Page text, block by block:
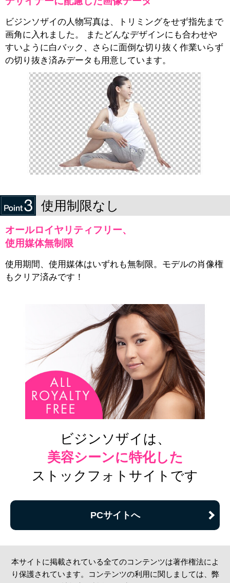
ビジンソザイの人物写真は、トリミングをせず指先まで
画角に入れました。 またどんなデザインにも合わせや
すいように白バック、さらに面倒な切り抜く作業いらず
の切り抜き済みデータも用意しています。
使用制限なし
オールロイヤリティフリー、
使用媒体無制限
使用期間、使用媒体はいずれも無制限。モデルの肖像権
もクリア済みです！
ビジンソザイは、
美容シーンに特化した
ストックフォトサイトです
PCサイトへ
本サイトに掲載されている全てのコンテンツは著作権法によ
り保護されています。コンテンツの利用に関しましては、弊